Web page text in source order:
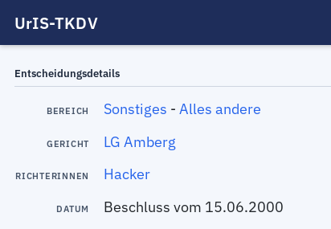
UrIS-TKDV
Entscheidungsdetails
BEREICH Sonstiges -Alles andere
GERICHT LG Amberg
RICHTERINNEN Hacker
DATUM Beschluss vom 15.06.2000